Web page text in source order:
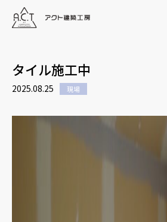
タイル施工中
2025.08.25 現場